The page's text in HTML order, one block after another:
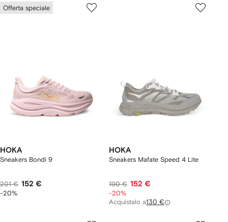
Offerta speciale
HOKA
Sneakers Bondi 9
201 € 152 €
-20%
HOKA
Sneakers Mafate Speed 4 Lite
190 € 152 €
-20%
Acquistalo a130 €